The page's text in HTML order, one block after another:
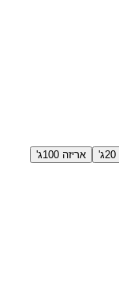
אריזה 100ג'